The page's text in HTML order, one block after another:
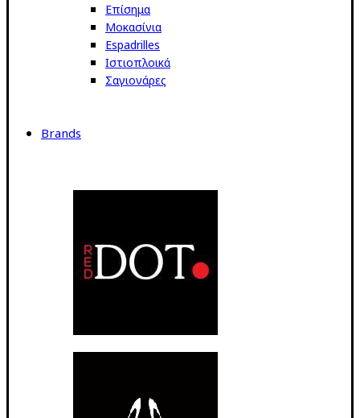
Επίσημα
Μοκασίνια
Espadrilles
Ιστιοπλοικά
Σαγιονάρες
Brands